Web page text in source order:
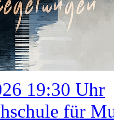
19:30 Uhr
für